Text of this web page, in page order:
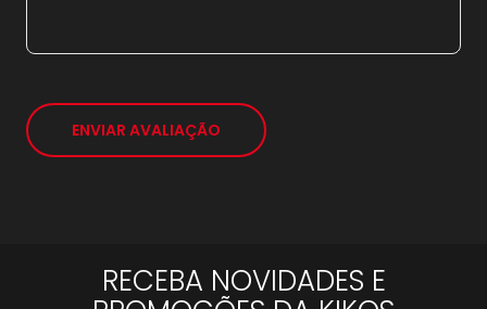
*
ENVIAR AVALIAÇÃO
RECEBA NOVIDADES E